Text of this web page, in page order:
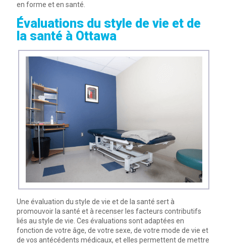
en forme et en santé.
Évaluations du style de vie et de
la santé à Ottawa
Une évaluation du style de vie et de la santé sert à
promouvoir la santé et à recenser les facteurs contributifs
liés au style de vie. Ces évaluations sont adaptées en
fonction de votre âge, de votre sexe, de votre mode de vie et
de vos antécédents médicaux, et elles permettent de mettre